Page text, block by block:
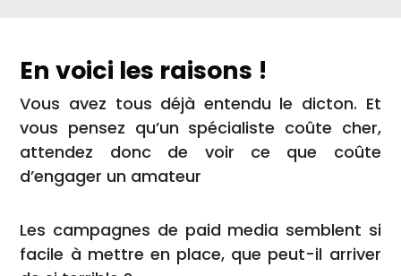
En voici les raisons !
Vous avez tous déjà entendu le dicton. Et
vous pensez qu’un spécialiste coûte cher,
attendez donc de voir ce que coûte
d’engager un amateur
Les campagnes de paid media semblent si
facile à mettre en place, que peut-il arriver